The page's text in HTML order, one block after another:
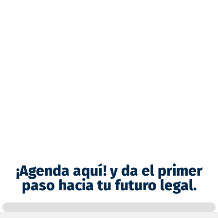
¡Agenda aquí! y da el primer
paso hacia tu futuro legal.